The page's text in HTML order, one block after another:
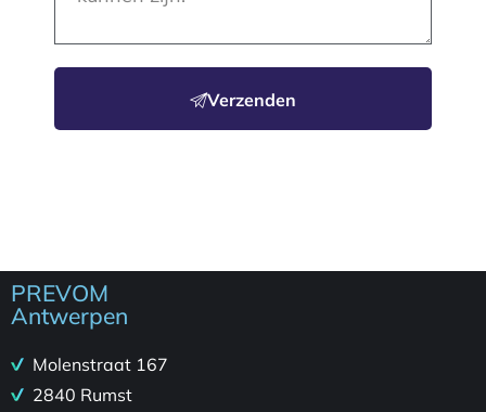
Verzenden
PREVOM
Antwerpen
Molenstraat 167
2840 Rumst